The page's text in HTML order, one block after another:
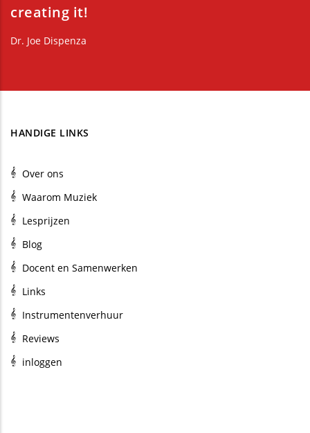
creating it!
Dr. Joe Dispenza
HANDIGE LINKS
Over ons
Waarom Muziek
Lesprijzen
Blog
Docent en Samenwerken
Links
Instrumentenverhuur
Reviews
inloggen